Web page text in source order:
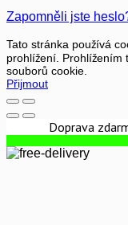
Zapomněli jste
Tato stránka používá
prohlížení. Prohlížením
souborů cookie.
Přijmout
Doprava